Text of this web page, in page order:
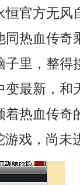
官方无风
热血传奇
里，整得
最新，和
热血传奇
戏，尚未